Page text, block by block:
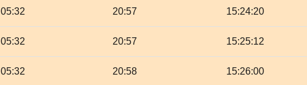
05:32 20:57 15:24:20
05:32 20:57 15:25:12
05:32 20:58 15:26:00